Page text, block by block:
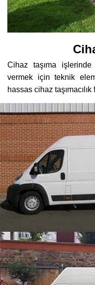
Cihaz taşıma
vermek için teknik
hassas cihaz taşımacılık